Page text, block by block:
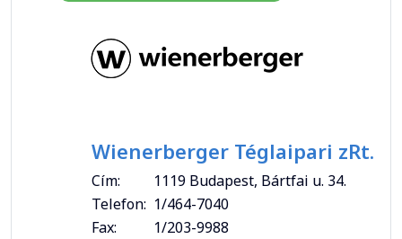
Wienerberger Téglaipari zRt.
Cím:
1119 Budapest, Bártfai u. 34.
Telefon: 1/464-7040
Fax:
1/203-9988